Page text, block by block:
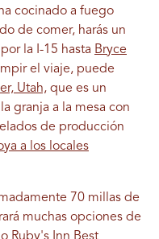
cocinado a fuego
de comer, harás un
la I-15 hasta Bryce
el viaje, puede
Utah, que es un
granja a la mesa con
de producción
a los locales
70 millas de
muchas opciones de